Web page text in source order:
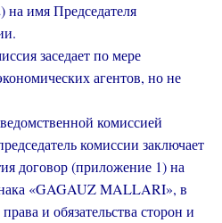
имя Председателя
заседает по мере
агентов, но не
комиссией
комиссии заключает
договор (приложение 1) на
«GAGAUZ MALLARI», в
и обязательства сторон и